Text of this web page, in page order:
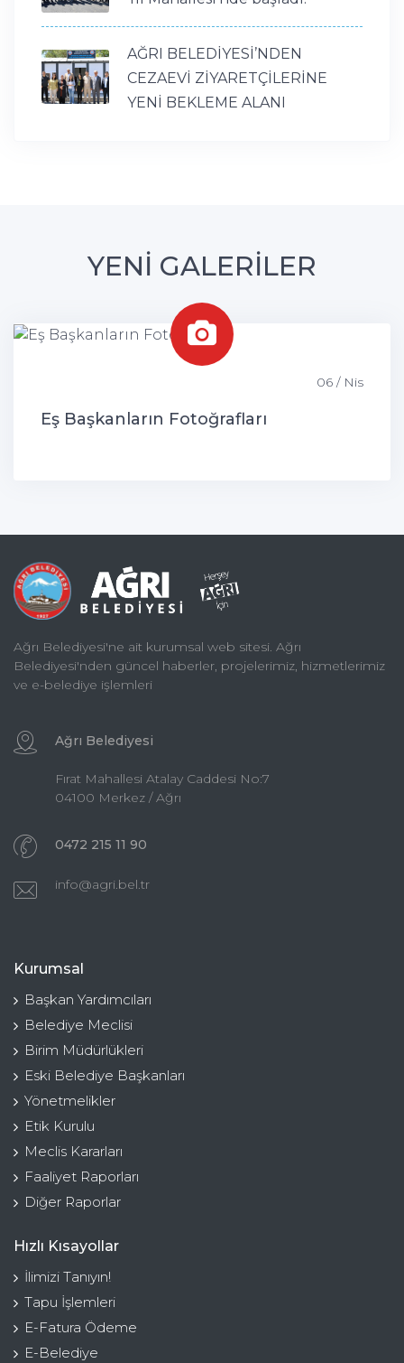
AĞRI BELEDİYESİ’NDEN
CEZAEVİ ZİYARETÇİLERİNE
YENİ BEKLEME ALANI
YENİ GALERİLER
06 / Nis
Eş Başkanların Fotoğrafları
Ağrı Belediyesi'ne ait kurumsal web sitesi. Ağrı
Belediyesi'nden güncel haberler, projelerimiz, hizmetlerimiz
ve e-belediye işlemleri
Ağrı Belediyesi
Fırat Mahallesi Atalay Caddesi No:7
04100 Merkez / Ağrı
0472 215 11 90
info@agri.bel.tr
Kurumsal
Başkan Yardımcıları
Belediye Meclisi
Birim Müdürlükleri
Eski Belediye Başkanları
Yönetmelikler
Etik Kurulu
Meclis Kararları
Faaliyet Raporları
Diğer Raporlar
Hızlı Kısayollar
İlimizi Tanıyın!
Tapu İşlemleri
E-Fatura Ödeme
E-Belediye